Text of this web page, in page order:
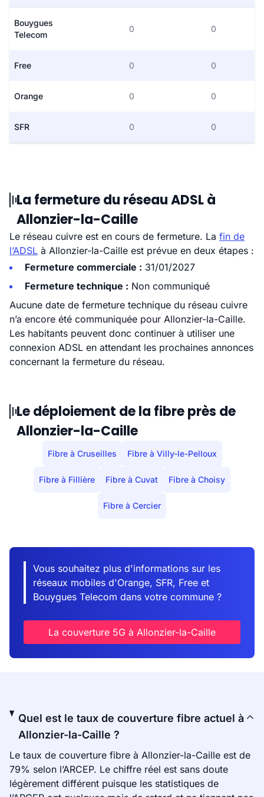
Bouygues
Telecom
0 0
Free 0 0
Orange 0 0
SFR 0 0
La fermeture du réseau ADSL à
Allonzier-la-Caille
Le réseau cuivre est en cours de fermeture. La fin de
l’ADSL à Allonzier-la-Caille est prévue en deux étapes :
Fermeture commerciale : 31/01/2027
Fermeture technique : Non communiqué
Aucune date de fermeture technique du réseau cuivre
n’a encore été communiquée pour Allonzier-la-Caille.
Les habitants peuvent donc continuer à utiliser une
connexion ADSL en attendant les prochaines annonces
concernant la fermeture du réseau.
Le déploiement de la fibre près de
Allonzier-la-Caille
Fibre à Cruseilles Fibre à Villy-le-Pelloux
Fibre à Fillière Fibre à Cuvat Fibre à Choisy
Fibre à Cercier
Vous souhaitez plus d'informations sur les
réseaux mobiles d'Orange, SFR, Free et
Bouygues Telecom dans votre commune ?
La couverture 5G à Allonzier-la-Caille
Quel est le taux de couverture fibre actuel à
Allonzier-la-Caille ?
Le taux de couverture fibre à Allonzier-la-Caille est de
79% selon l’ARCEP. Le chiffre réel est sans doute
légèrement différent puisque les statistiques de